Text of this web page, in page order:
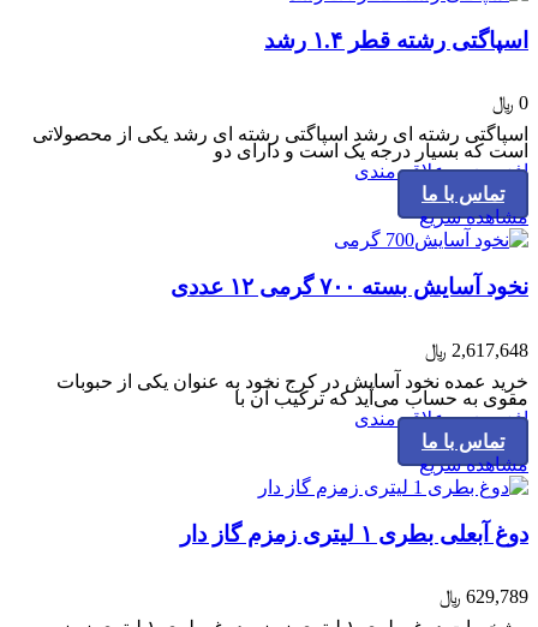
اسپاگتی رشته قطر ۱.۴ رشد
0 ﷼
اسپاگتی رشته ای رشد اسپاگتی رشته ای رشد یکی از محصولاتی
است که بسیار درجه یک است و دارای دو
افزودن به علاقه مندی
تماس با ما
مشاهده سریع
نخود آسایش بسته ۷۰۰ گرمی ۱۲ عددی
2,617,648 ﷼
خرید عمده نخود آسایش در کرج نخود به عنوان یکی از حبوبات
مقوی به حساب می‌آید که ترکیب آن با
افزودن به علاقه مندی
تماس با ما
مشاهده سریع
دوغ آبعلی بطری ۱ لیتری زمزم گاز دار
629,789 ﷼